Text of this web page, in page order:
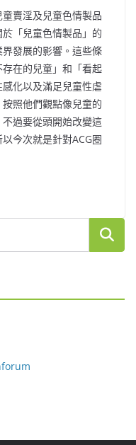
賣淫及兒童色情製品
「兒童色情製品」的
發展的影響。這些條
在的兒童」和「看起
化以及滿足兒童性虐
照他們觀點像兒童的
過要從頭開始改變這
今次就是針對ACG圈